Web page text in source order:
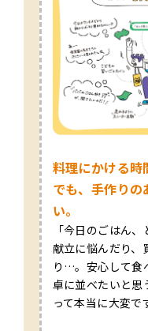
料理にかける時
でも、手作り
い。
「今日のごはん
献立に悩んだり、
り…。安心して食
卓に並べたいと思
って本当に大変で